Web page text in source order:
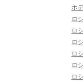
ホ
ロ
ロ
ロ
ロ
ロ
ロ